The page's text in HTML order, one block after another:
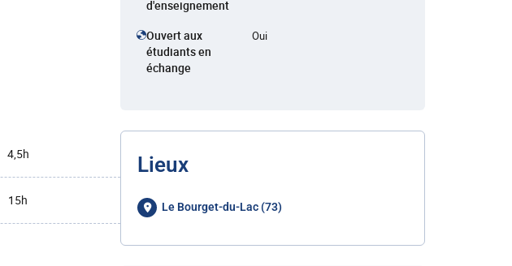
4,5h
15h
d'enseignement
Ouvert aux
étudiants en
échange
Oui
Lieux
Le Bourget-du-Lac (73)